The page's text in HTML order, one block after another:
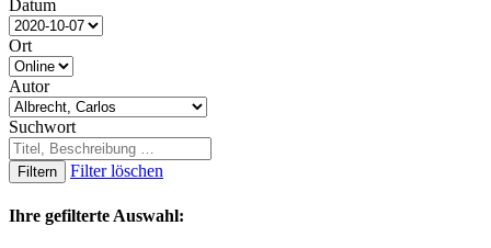
Datum
Ort
Autor
Suchwort
Filtern Filter löschen
Ihre gefilterte Auswahl: